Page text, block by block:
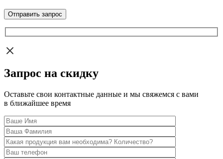
Запрос на скидку
Оставьте свои контактные данные и мы свяжемся с вами
в ближайшее время